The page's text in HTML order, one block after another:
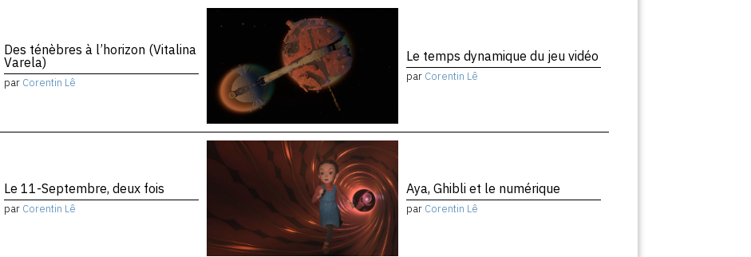
Des ténèbres à l’horizon (Vitalina
Varela)
par Corentin Lê
Le temps dynamique du jeu vidéo
par Corentin Lê
Le 11-Septembre, deux fois
par Corentin Lê
Aya, Ghibli et le numérique
par Corentin Lê